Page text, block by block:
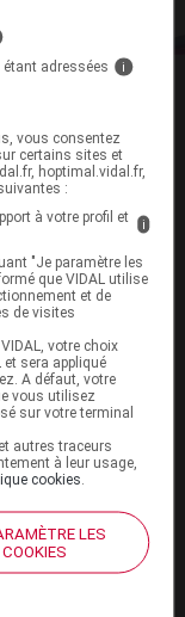
adressées i
vous consentez
certains sites et
hoptimal.vidal.fr,
:
à votre profil et
i
"Je paramètre les
que VIDAL utilise
et de
de visites
votre choix
et sera appliqué
A défaut, votre
vous utilisez
sur votre terminal
autres traceurs
à leur usage,
cookies
LES
COOKIES